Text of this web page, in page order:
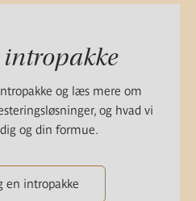
intropakke
og læs mere om
og hvad vi
og din formue.
en intropakke